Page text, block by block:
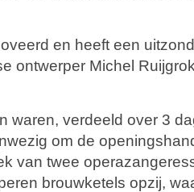
en heeft een
ontwerper Michel
waren, verdeeld over 3
om de
van twee
brouwketels opzij,